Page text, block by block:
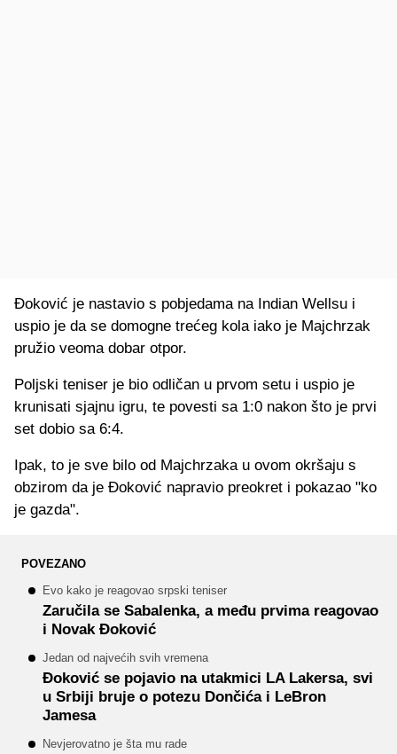
Đoković je nastavio s pobjedama na Indian Wellsu i
uspio je da se domogne trećeg kola iako je Majchrzak
pružio veoma dobar otpor.
Poljski teniser je bio odličan u prvom setu i uspio je
krunisati sjajnu igru, te povesti sa 1:0 nakon što je prvi
set dobio sa 6:4.
Ipak, to je sve bilo od Majchrzaka u ovom okršaju s
obzirom da je Đoković napravio preokret i pokazao "ko
je gazda".
POVEZANO
Evo kako je reagovao srpski teniser
Zaručila se Sabalenka, a među prvima reagovao
i Novak Đoković
Jedan od najvećih svih vremena
Đoković se pojavio na utakmici LA Lakersa, svi
u Srbiji bruje o potezu Dončića i LeBron
Jamesa
Nevjerovatno je šta mu rade